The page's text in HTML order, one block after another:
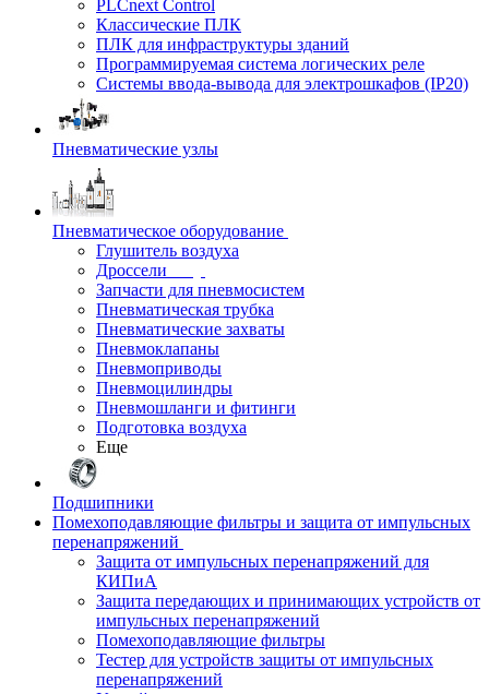
PLCnext Control
Классические ПЛК
ПЛК для инфраструктуры зданий
Программируемая система логических реле
Системы ввода-вывода для электрошкафов (IP20)
Пневматические узлы
Пневматическое оборудование
Глушитель воздуха
Дроссели
Запчасти для пневмосистем
Пневматическая трубка
Пневматические захваты
Пневмоклапаны
Пневмоприводы
Пневмоцилиндры
Пневмошланги и фитинги
Подготовка воздуха
Еще
Подшипники
Помехоподавляющие фильтры и защита от импульсных
перенапряжений
Защита от импульсных перенапряжений для
КИПиА
Защита передающих и принимающих устройств от
импульсных перенапряжений
Помехоподавляющие фильтры
Тестер для устройств защиты от импульсных
перенапряжений